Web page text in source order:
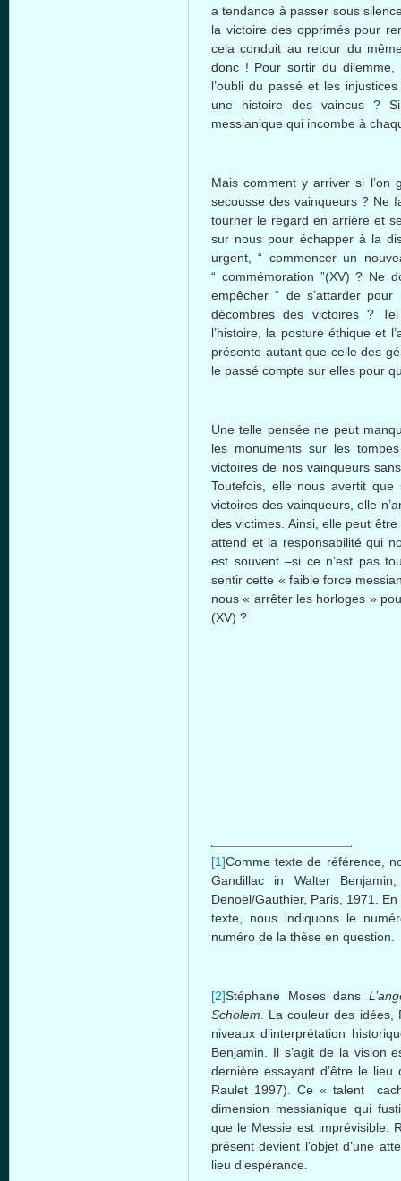
a tendance à passer sous
la victoire des opprimés pour
cela conduit au retour du
donc ! Pour sortir du dilemme,
l’oubli du passé et les
une histoire des vaincus ?
messianique qui incombe à
Mais comment y arriver si l’on
secousse des vainqueurs ? Ne
tourner le regard en arrière et
sur nous pour échapper à la
urgent, “ commencer un
“ commémoration ”(XV) ? Ne
empêcher “ de s’attarder
décombres des victoires ?
l’histoire, la posture éthique et
présente autant que celle des
le passé compte sur elles pour
Une telle pensée ne peut
les monuments sur les
victoires de nos vainqueurs
Toutefois, elle nous avertit
victoires des vainqueurs, elle
des victimes. Ainsi, elle peut
attend et la responsabilité qui
est souvent –si ce n’est pas
sentir cette « faible force
nous « arrêter les horloges »
(XV) ?
[1]Comme texte de référence,
Gandillac in Walter
Denoël/Gauthier, Paris, 1971.
texte, nous indiquons le
numéro de la thèse en question.
[2]Stéphane Moses dans
Scholem . La couleur des
niveaux d’interprétation
Benjamin. Il s’agit de la vision
dernière essayant d’être le lieu
Raulet 1997). Ce « talent
dimension messianique qui
que le Messie est imprévisible.
présent devient l’objet d’une
lieu d’espérance.